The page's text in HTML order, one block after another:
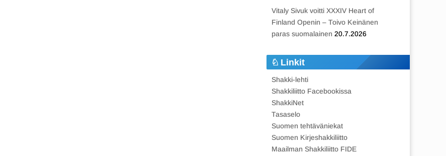
Vitaly Sivuk voitti XXXIV Heart of
Finland Openin – Toivo Keinänen
paras suomalainen 20.7.2026
Linkit
Shakki-lehti
Shakkiliitto Facebookissa
ShakkiNet
Tasaselo
Suomen tehtäväniekat
Suomen Kirjeshakkiliitto
Maailman Shakkiliitto FIDE